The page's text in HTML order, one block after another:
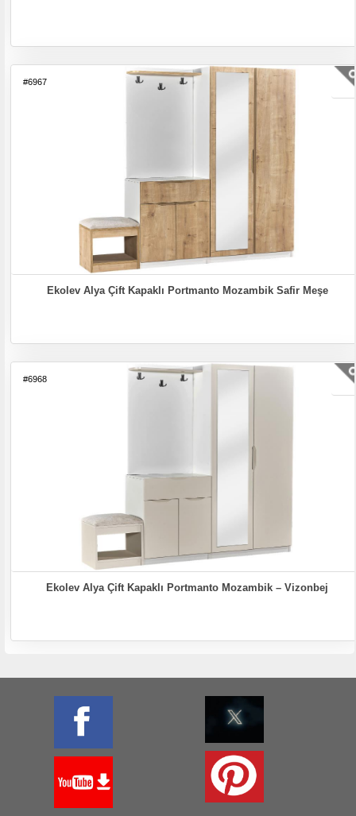
#6967
Ekolev Alya Çift Kapaklı Portmanto Mozambik Safir Meşe
#6968
Ekolev Alya Çift Kapaklı Portmanto Mozambik – Vizonbej